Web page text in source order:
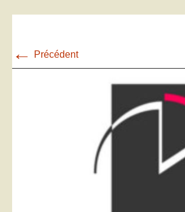
← Précédent